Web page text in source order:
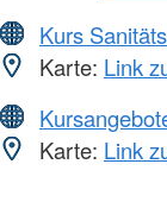
Kurs
Karte: Link
Karte: Link